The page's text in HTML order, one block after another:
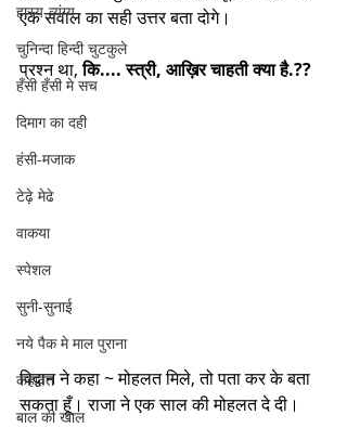
हास्य-व्यंग्य
चुनिन्दा हिन्दी चुटकुले
हँसी हँसी मे सच
दिमाग का दही
हंसी-मजाक
टेढ़े मेढे
वाकया
स्पेशल
सुनी-सुनाई
नये पैक मे माल पुराना
कहावत
बाल की खाल
एक सवाल का सही उत्तर बता दोगे।
प्रश्न था, कि.... स्त्री, आख़िर चाहती क्या है.??
विद्वान ने कहा ~ मोहलत मिले, तो पता कर के बता
सकता हूँ। राजा ने एक साल की मोहलत दे दी।